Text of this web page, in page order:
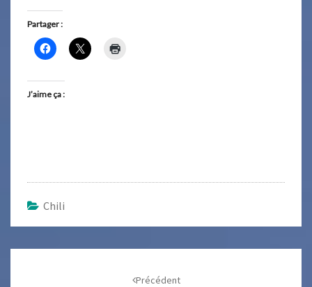
Partager :
J’aime ça :
Chili
Précédent